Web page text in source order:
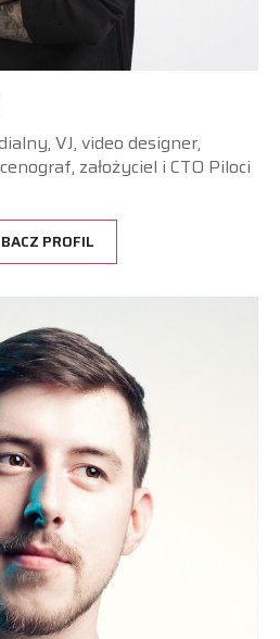
VJ, video designer,
założyciel i CTO Piloci
PROFIL